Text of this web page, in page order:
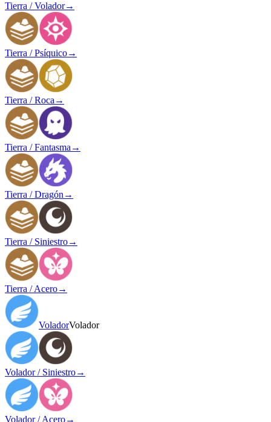
Tierra / Volador→
Tierra / Psíquico→
Tierra / Roca →
Tierra / Fantasma →
Tierra / Dragón →
Tierra / Siniestro→
Tierra / Acero→
VoladorVolador
Volador / Siniestro→
Volador / Acero→